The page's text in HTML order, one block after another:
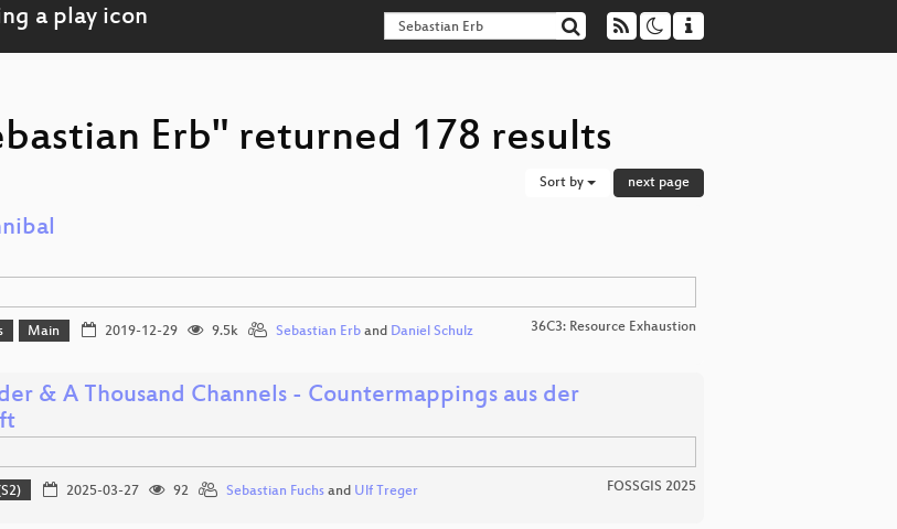
Erb" returned 178 results
Sort by next page
Main 2019-12-29 9.5k Sebastian Erband Daniel Schulz 36C3: Resource Exhaustion
& A Thousand Channels - Countermappings aus der
2025-03-27 92 Sebastian Fuchsand Ulf Treger FOSSGIS 2025